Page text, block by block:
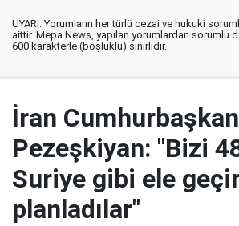
UYARI: Yorumların her türlü cezai ve hukuki
aittir. Mepa News, yapılan yorumlardan sorumlu
600 karakterle (boşluklu) sınırlıdır.
İran
Pezeşkiyan: "Bizi
Suriye gibi ele
planladılar"